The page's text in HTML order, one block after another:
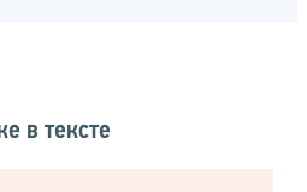
в тексте